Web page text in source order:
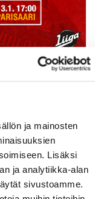
ja mainosten
Lisäksi
ja analytiikka-alan
sivustoamme.
vastustajaksi
lauantaina
Sport vei
miten käy tällä